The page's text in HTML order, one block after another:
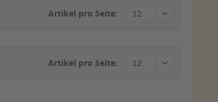
Artikel pro Seite:
Artikel pro Seite: